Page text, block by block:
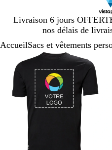
Livraison 6 jours
nos délais de
Diapositive
1
AccueilSacs et vêtements
Image
zoomable
Zoom
minimum
Cliquez
développer
Utilisez
touches
plus
et
moins
zoomer
Diapositive